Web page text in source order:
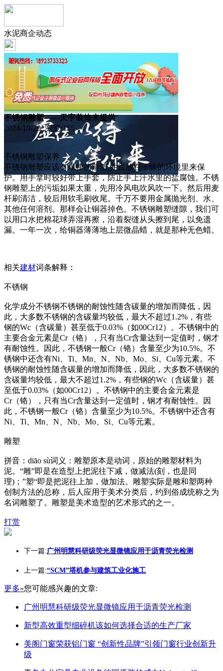
水泥商企动态
不锈钢雕塑——天宇装饰来提供
2024-10-20 浏览:115
不锈钢雕塑保养
不锈钢雕塑应该有规律的清洁,并且放在干燥的环境里来保
护。用手拿时较好带上手套，防止手上汗水里的盐腐蚀。不锈
钢雕塑上的污垢如果太重，先用冷风电吹风吹一下。然后用麦
杆刷清洁，较后用软毛刷收尾。千万不要用金属抛光剂、水、
其他任何溶剂。那样会让铜器掉色。不锈钢雕塑缝隙，我们可
以用口水把棉花球弄湿再擦，沿着裂缝从头擦到尾，以免遗
漏。一年一次，给铜器薄薄地上层微晶蜡，就是那种无色蜡。
相关建材词条解释：
不锈钢
化学成分不锈钢不锈钢的耐蚀性随含碳量的增加而降低，因
此，大多数不锈钢的含碳量均较低，最大不超过1.2%，有些
钢的Wc（含碳量）甚至低于0.03%（如00Cr12）。不锈钢中的
主要合金元素是Cr（铬），只有当Cr含量达到一定值时，钢才
有耐蚀性。因此，不锈钢一般Cr（铬）含量至少为10.5%。不
锈钢中还含有Ni、Ti、Mn、N、Nb、Mo、Si、Cu等元素。不
锈钢的耐蚀性随含碳量的增加而降低，因此，大多数不锈钢的
含碳量均较低，最大不超过1.2%，有些钢的Wc（含碳量）甚
至低于0.03%（如00Cr12）。不锈钢中的主要合金元素是
Cr（铬），只有当Cr含量达到一定值时，钢才有耐蚀性。因
此，不锈钢一般Cr（铬）含量至少为10.5%。不锈钢中还含有
Ni、Ti、Mn、N、Nb、Mo、Si、Cu等元素。
雕塑
拼音：diāo sù词义：雕塑原本是动词，原始的雕塑材料为
泥。“雕”即是在造型上把泥往下减，做减法(刻，也是同
理)；”塑“即是把泥往上加，做加法。雕塑实际是雕和塑两种
创制方法的总称，后人应用于美术分类后，约到俗成统称之为
名词雕塑了。雕塑是美术造型的艺术形式的之一。
打赏
下一篇:广州明慧科研级荧光显微镜应用于沥青荧光检测
上一篇:“SCM”塔机参与建筑工业化施工
更多»您可能感兴趣的文章:
广州明慧科研级荧光显微镜应用于沥青荧光检测
新型高效重型细碎机该如何选择合适的生产厂家
美阁门窗荣获铝门窗 “创新性品牌”引领门窗行业创新升
级